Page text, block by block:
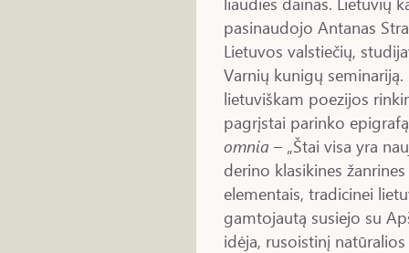
pasinaudojo Antanas
Lietuvos valstiečių,
Varnių kunigų
lietuviškam poezijos
pagrįstai parinko
omnia –„Štai visa yra
derino klasikines
elementais, tradicinei
gamtojautą susiejo su
idėja, rusoistinį